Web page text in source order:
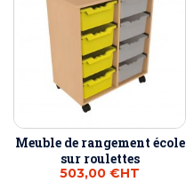
Meuble de rangement école
sur roulettes
503,00 €HT